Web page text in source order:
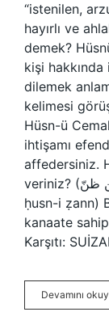
“istenilen,
hayırlı ve
demek?
kişi
dilemek
kelimesi
Hüsn-ü
ihtişamı
affedersiniz.
veriniz? (ﺣﺴﻦ ﻇﻦّ) i. (ar. ḥusn “güzellik” ve ẓann ve
ḥusn-i ẓann)
kanaate
Karşıtı:
Devamını